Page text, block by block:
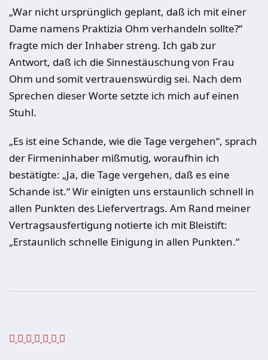
„War nicht ursprünglich geplant, daß ich mit einer
Dame namens Praktizia Ohm verhandeln sollte?“
fragte mich der Inhaber streng. Ich gab zur
Antwort, daß ich die Sinnestäuschung von Frau
Ohm und somit vertrauenswürdig sei. Nach dem
Sprechen dieser Worte setzte ich mich auf einen
Stuhl.
„Es ist eine Schande, wie die Tage vergehen“, sprach
der Firmeninhaber mißmutig, woraufhin ich
bestätigte: „Ja, die Tage vergehen, daß es eine
Schande ist.“ Wir einigten uns erstaunlich schnell in
allen Punkten des Liefervertrags. Am Rand meiner
Vertragsausfertigung notierte ich mit Bleistift:
„Erstaunlich schnelle Einigung in allen Punkten.“